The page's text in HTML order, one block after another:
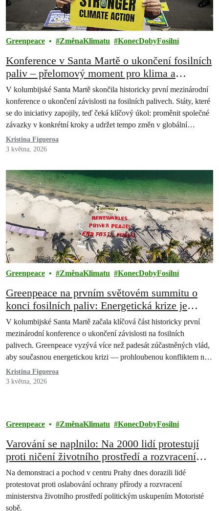
Greenpeace ZměnaKlimatu KonecDobyFosilní
Konference v Santa Martě o ukončení fosilních
paliv – přelomový moment pro klima a
energetickou stabilitu
V kolumbijské Santa Martě skončila historicky první mezinárodní
konference o ukončení závislosti na fosilních palivech. Státy, které
se do iniciativy zapojily, teď čeká klíčový úkol: proměnit společné
závazky v konkrétní kroky a udržet tempo změn v globální
klimatické politice.
Kristina Figueroa
3 května, 2026
Greenpeace ZměnaKlimatu KonecDobyFosilní
Greenpeace na prvním světovém summitu o
konci fosilních paliv: Energetická krize je
důvodem k urychlení přechodu na obnovitelné
zdroje
V kolumbijské Santa Martě začala klíčová část historicky první
mezinárodní konference o ukončení závislosti na fosilních
palivech. Greenpeace vyzývá více než padesát zúčastněných vlád,
aby současnou energetickou krizi — prohloubenou konfliktem na
Blízkém východě — využily k urychlení transformace energetiky.
Kristina Figueroa
3 května, 2026
Greenpeace ZměnaKlimatu KonecDobyFosilní
Varování se naplnilo: Na 2000 lidí protestují
proti ničení životního prostředí a rozvracení
veřejných institucí Motoristy
Na demonstraci a pochod v centru Prahy dnes dorazili lidé
protestovat proti oslabování ochrany přírody a rozvracení
ministerstva životního prostředí politickým uskupením Motoristé
sobě.